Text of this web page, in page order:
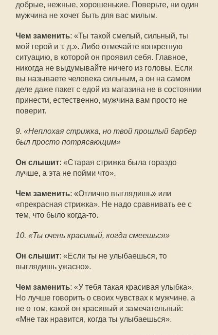
добрые, нежные, хорошенькие. Поверьте, ни один
мужчина не хочет быть для вас милым.
Чем заменить: «Ты такой смелый, сильный, ты
мой герой и т. д.». Либо отмечайте конкретную
ситуацию, в которой он проявил себя. Главное,
никогда не выдумывайте ничего из головы. Если
вы называете человека сильным, а он на самом
деле даже пакет с едой из магазина не в состоянии
принести, естественно, мужчина вам просто не
поверит.
9. «Неплохая стрижка, но твой прошлый барбер
был просто потрясающим»
Он слышит: «Старая стрижка была гораздо
лучше, а эта не пойми что».
Чем заменить: «Отлично выглядишь» или
«прекрасная стрижка». Не надо сравнивать ее с
тем, что было когда-то.
10. «Ты очень красивый, когда смеешься»
Он слышит: «Если ты не улыбаешься, то
выглядишь ужасно».
Чем заменить: «У тебя такая красивая улыбка».
Но лучше говорить о своих чувствах к мужчине, а
не о том, какой он красивый и замечательный:
«Мне так нравится, когда ты улыбаешься».